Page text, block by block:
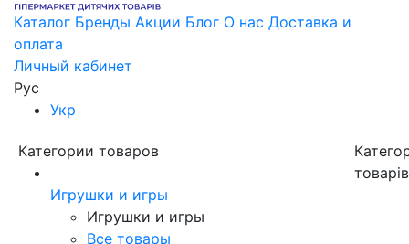
Каталог Бренды Акции Блог О нас Доставка и
оплата
Личный кабинет
Рус
Укр
Категории товаров
Игрушки и игры
Игрушки и игры
Все товары
товарів